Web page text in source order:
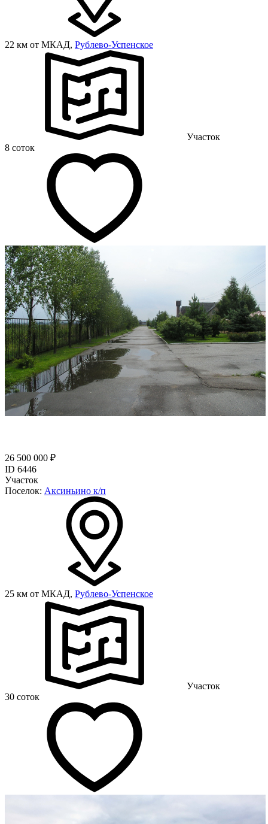
22 км от МКАД, Рублево-Успенское
Участок
8 соток
26 500 000 ₽
ID 6446
Участок
Поселок: Аксиньино к/п
25 км от МКАД, Рублево-Успенское
Участок
30 соток